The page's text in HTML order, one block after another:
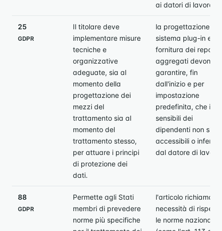
ai datori di lavoro.
25
GDPR
Il titolare deve
implementare misure
tecniche e
organizzative
adeguate, sia al
momento della
progettazione dei
mezzi del
trattamento sia al
momento del
trattamento stesso,
per attuare i principi
di protezione dei
dati.
la progettazione del
sistema plug-in e la
fornitura dei report
aggregati devono
garantire, fin
dall'inizio e per
impostazione
predefinita, che i
sensibili dei
dipendenti non
accessibili o inferibili
dal datore di lavoro.
88
GDPR
Permette agli Stati
membri di prevedere
norme più specifiche
l'articolo richiama la
necessità di
le norme nazionali